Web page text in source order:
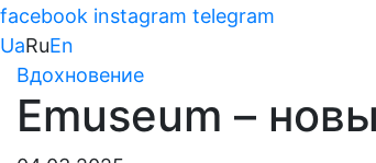
facebook instagram telegram
UaRuEn
Вдохновение
Emuseum –